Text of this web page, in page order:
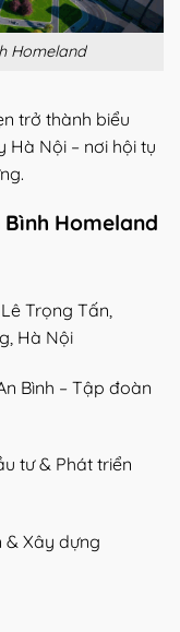
Homeland
trở thành biểu
Hà Nội – nơi hội tụ
Homeland
Trọng Tấn,
Hà Nội
Bình – Tập đoàn
tư & Phát triển
& Xây dựng